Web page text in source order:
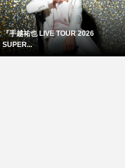
『手越祐也 LIVE TOUR 2026
SUPER...